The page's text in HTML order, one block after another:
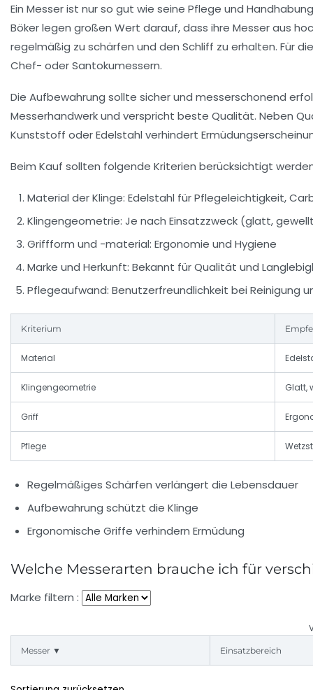
Ein Messer ist nur so gut wie seine Pflege und
Böker legen großen Wert darauf, dass ihre Messer aus
regelmäßig zu schärfen und den Schliff zu erhalten. Für
Chef- oder Santokumessern.
Die Aufbewahrung sollte sicher und messerschonend
Messerhandwerk und verspricht beste Qualität. Neben
Kunststoff oder Edelstahl verhindert
Beim Kauf sollten folgende Kriterien berücksichtigt
Material der Klinge: Edelstahl für Pflegeleichtigkeit,
Klingengeometrie: Je nach Einsatzzweck (glatt,
Griffform und -material: Ergonomie und Hygiene
Marke und Herkunft: Bekannt für Qualität und
Pflegeaufwand: Benutzerfreundlichkeit bei Reinigung
Kriterium
Material
Klingengeometrie Glatt,
Griff
Pflege
Regelmäßiges Schärfen verlängert die Lebensdauer
Aufbewahrung schützt die Klinge
Ergonomische Griffe verhindern Ermüdung
Welche Messerarten brauche ich für
Marke filtern :
Messer ▼ Einsatzbereich